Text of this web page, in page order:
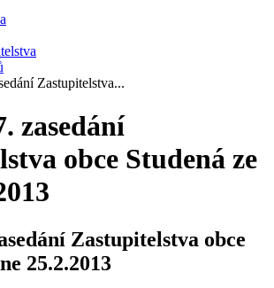
Zastupitelstva...
zasedání
obce Studená ze
Zastupitelstva obce
25.2.2013